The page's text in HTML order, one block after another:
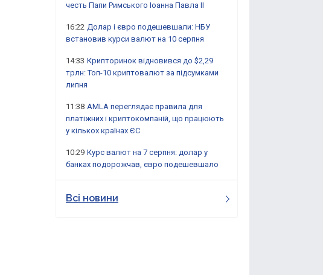
честь Папи Римського Іоанна Павла II
16:22 Долар і євро подешевшали: НБУ
встановив курси валют на 10 серпня
14:33 Крипторинок відновився до $2,29
трлн: Топ-10 криптовалют за підсумками
липня
11:38 AMLA переглядає правила для
платіжних і криптокомпаній, що працюють
у кількох країнах ЄС
10:29 Курс валют на 7 серпня: долар у
банках подорожчав, євро подешевшало
Всі новини